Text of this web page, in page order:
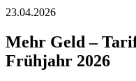
23.04.2026
Mehr Geld –
Frühjahr 2026